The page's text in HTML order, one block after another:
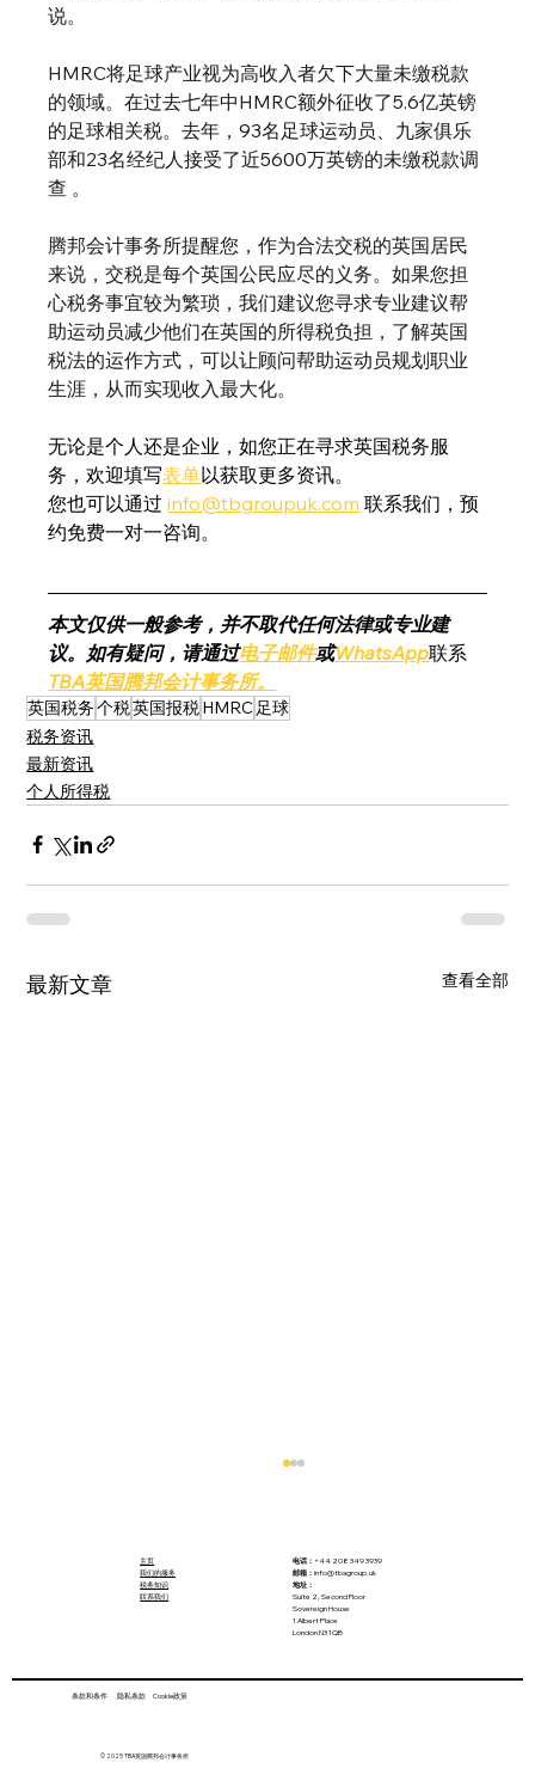
说。
HMRC将足球产业视为高收入者欠下大量未缴税款
的领域。在过去七年中HMRC额外征收了5.6亿英镑
的足球相关税。去年，93名足球运动员、九家俱乐
部和23名经纪人接受了近5600万英镑的未缴税款调
查 。
腾邦会计事务所提醒您，作为合法交税的英国居民
来说，交税是每个英国公民应尽的义务。如果您担
心税务事宜较为繁琐，我们建议您寻求专业建议帮
助运动员减少他们在英国的所得税负担，了解英国
税法的运作方式，可以让顾问帮助运动员规划职业
生涯，从而实现收入最大化。
无论是个人还是企业，如您正在寻求英国税务服
务，欢迎填写表单以获取更多资讯。
您也可以通过 info@tbgroupuk.com 联系我们，预
约免费一对一咨询。
本文仅供一般参考，并不取代任何法律或专业建
议。如有疑问，请通过电子邮件或WhatsApp联系
TBA英国腾邦会计事务所。
英国税务个税英国报税HMRC 足球
税务资讯
最新资讯
个人所得税
最新文章 查看全部
主页
我们的服务
税务知识
联系我们
电话： +44 208 349 3939
邮箱： info@tbagroup.uk
地址：
Suite 2, Second Floor
Sovereign House
1 Albert Place
London N3 1QB
条款和条件 隐私条款 Cookie政策
© 2025 TBA英国腾邦会计事务所